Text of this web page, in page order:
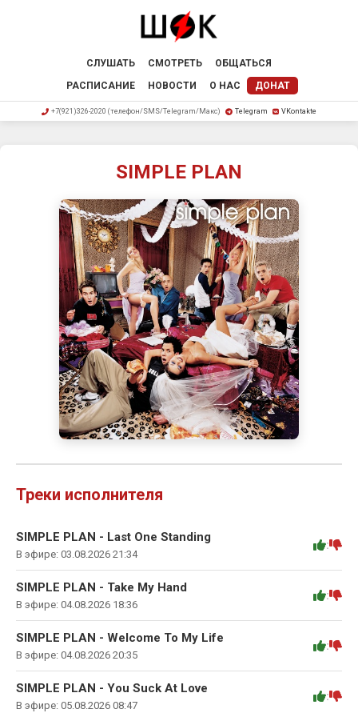
СЛУШАТЬ СМОТРЕТЬ
ОБЩАТЬСЯ
РАСПИСАНИЕ
НОВОСТИ О НАС ДОНАТ
+7(921)326-2020 (телефон/SMS/Telegram/Макс) Telegram VKontakte
SIMPLE PLAN
Треки исполнителя
SIMPLE PLAN - Last One Standing
В эфире: 03.08.2026 21:34
:
SIMPLE PLAN - Take My Hand
В эфире: 04.08.2026 18:36
:
SIMPLE PLAN - Welcome To My Life
В эфире: 04.08.2026 20:35
:
SIMPLE PLAN - You Suck At Love
В эфире: 05.08.2026 08:47
: